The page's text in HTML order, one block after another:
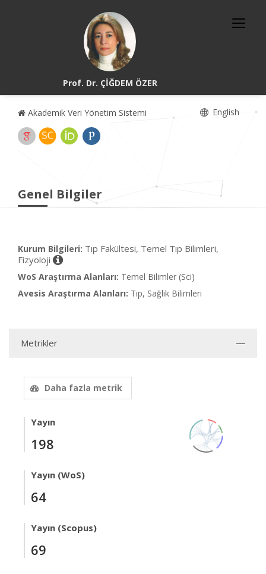
Prof. Dr. ÇİĞDEM ÖZER
Akademik Veri Yönetim Sistemi English
Genel Bilgiler
Kurum Bilgileri: Tıp Fakültesi, Temel Tıp Bilimleri,
Fizyoloji
WoS Araştırma Alanları: Temel Bilimler (Sci)
Avesis Araştırma Alanları: Tıp, Sağlık Bilimleri
Metrikler
Daha fazla metrik
Yayın
198
Yayın (WoS)
64
Yayın (Scopus)
69